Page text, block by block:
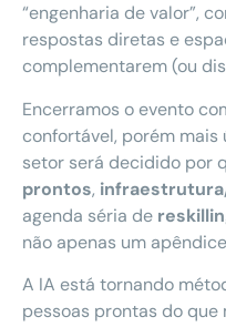
“engenharia de valor”,
respostas diretas e
complementarem (ou
Encerramos o evento
confortável, porém mais
setor será decidido por
prontos,
agenda séria de
não apenas um
A IA está tornando
pessoas prontas do